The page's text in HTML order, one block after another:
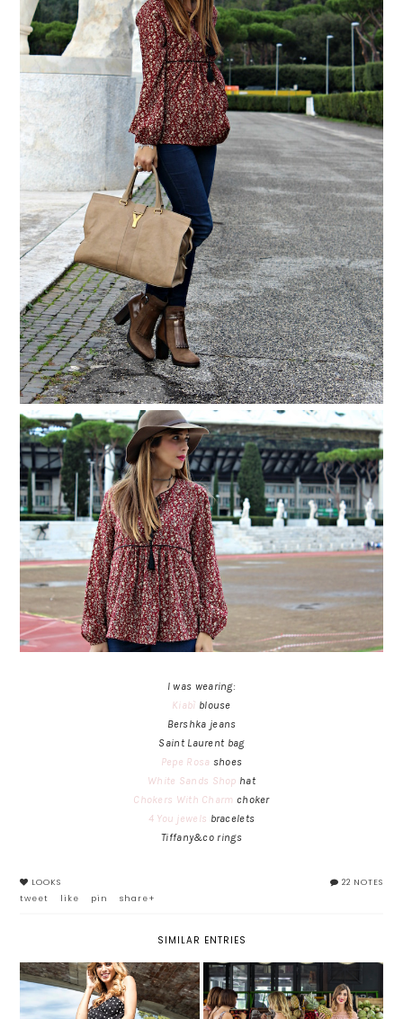
I was wearing:
Kiabì blouse
Bershka jeans
Saint Laurent bag
Pepe Rosa shoes
White Sands Shop hat
Chokers With Charm choker
4 You jewels bracelets
Tiffany&co rings
22 NOTES
LOOKS
tweet
like pin share+
SIMILAR ENTRIES